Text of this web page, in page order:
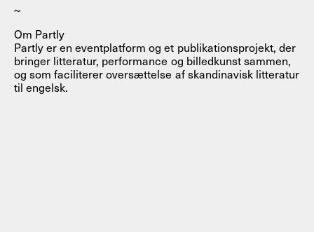
~
Om Partly
Partly er en eventplatform og et publikationsprojekt, der
bringer litteratur, performance og billedkunst sammen,
og som faciliterer oversættelse af skandinavisk litteratur
til engelsk.